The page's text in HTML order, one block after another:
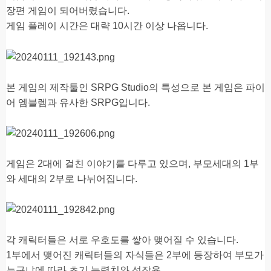
장편 게임이 되어버렸습니다.
게임 플레이 시간은 대략 10시간 이상 나옵니다.
본 게임의 제작툴인 SRPG Studio의 특성으로 본 게임은 파이
어 엠블렘과 유사한 SRPG입니다.
게임은 2대에 걸친 이야기를 다루고 있으며, 부모세대의 1부
와 세대의 2부로 나뉘어집니다.
각 캐릭터들은 서로 우호도를 쌓아 맺어질 수 있습니다.
1부에서 맺어진 캐릭터들의 자식들은 2부에 등장하여 부모가